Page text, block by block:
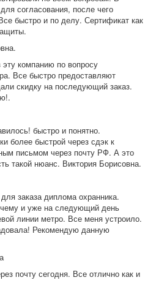
согласования, после чего
быстро и по делу. Сертификат как
компанию по вопросу
Все быстро предоставляют
скидку на последующий заказ.
быстро и понятно.
более быстрой через сдэк к
письмом через почту РФ. А это
такой нюанс. Виктория Борисовна.
заказа диплома охранника.
и уже на следующий день
линии метро. Все меня устроило.
Рекомендую данную
почту сегодня. Все отлично как и